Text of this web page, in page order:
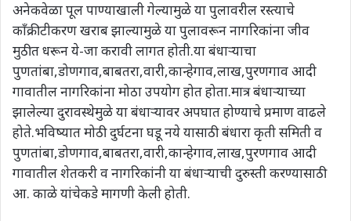
अनेकवेळा पूल पाण्याखाली गेल्यामुळे या पुलावरील रस्त्याचे
कॉंक्रीटीकरण खराब झाल्यामुळे या पुलावरून नागरिकांना जीव
मुठीत धरून ये-जा करावी लागत होती.या बंधाऱ्याचा
पुणतांबा,डोणगाव,बाबतरा,वारी,कान्हेगाव,लाख,पुरणगाव आदी
गावातील नागरिकांना मोठा उपयोग होत होता.मात्र बंधाऱ्याच्या
झालेल्या दुरावस्थेमुळे या बंधाऱ्यावर अपघात होण्याचे प्रमाण वाढले
होते.भविष्यात मोठी दुर्घटना घडू नये यासाठी बंधारा कृती समिती व
पुणतांबा,डोणगाव,बाबतरा,वारी,कान्हेगाव,लाख,पुरणगाव आदी
गावातील शेतकरी व नागरिकांनी या बंधाऱ्याची दुरुस्ती करण्यासाठी
आ. काळे यांचेकडे मागणी केली होती.